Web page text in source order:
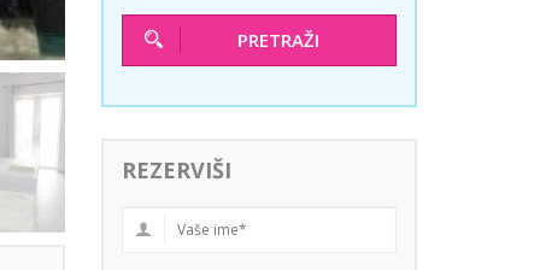
PRETRAŽI
REZERVIŠI